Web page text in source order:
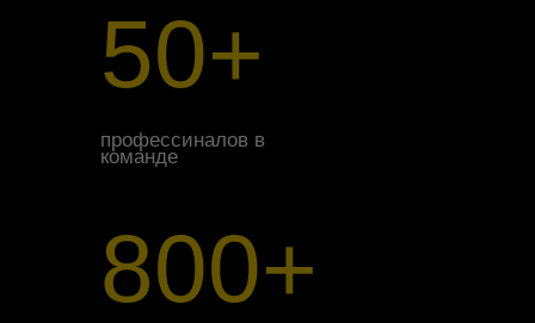
профессиналов в
команде
50+
800+